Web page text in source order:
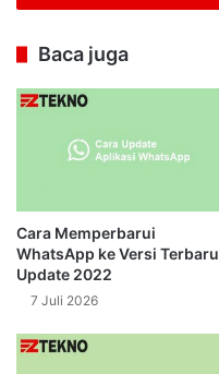
Baca juga
Cara Memperbarui
WhatsApp ke Versi Terbaru
Update 2022
7 Juli 2026